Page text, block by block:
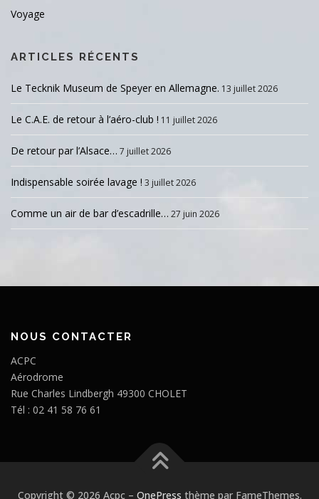
Voyage
ARTICLES RÉCENTS
Le Tecknik Museum de Speyer en Allemagne. 13 juillet 2026
Le C.A.E. de retour à l’aéro-club ! 11 juillet 2026
De retour par l’Alsace… 7 juillet 2026
Indispensable soirée lavage ! 3 juillet 2026
Comme un air de bar d’escadrille… 27 juin 2026
NOUS CONTACTER
ACPC
Aérodrome
Rue Charles Lindbergh 49300 CHOLET
Tél : 02 41 58 76 61
Copyright © 2026 Acpc – OnePress thème par FameThemes.